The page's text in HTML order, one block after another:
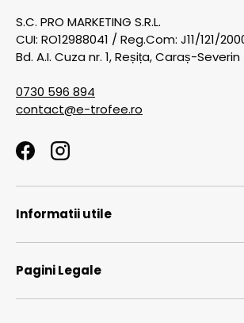
S.C. PRO MARKETING S.R.L.
CUI: RO12988041 / Reg.Com: J11/121/
Bd. A.I. Cuza nr. 1, Reșița, Caraș-Severin
0730 596 894
contact@e-trofee.ro
FacebookInstagram
Informatii utile
Pagini Legale